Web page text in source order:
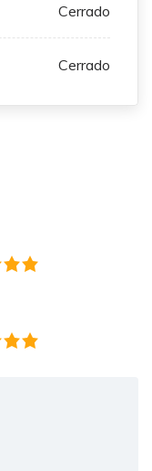
Cerrado
Cerrado